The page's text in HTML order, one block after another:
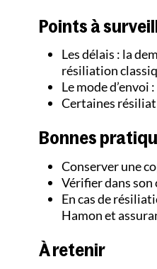
Points à
Les délais : la
résiliation
Le mode
Certaines
Bonnes
Conserver une
Vérifier dans son
En cas de
Hamon et
À retenir